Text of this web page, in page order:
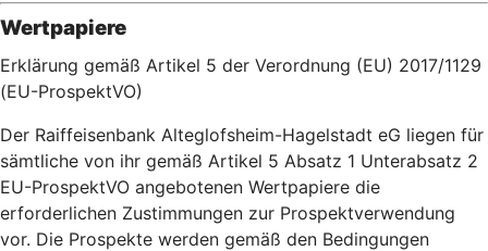
Wertpapiere
Erklärung gemäß Artikel 5 der Verordnung (EU) 2017/1129
(EU-ProspektVO)
Der Raiffeisenbank Alteglofsheim-Hagelstadt eG liegen für
sämtliche von ihr gemäß Artikel 5 Absatz 1 Unterabsatz 2
EU-ProspektVO angebotenen Wertpapiere die
erforderlichen Zustimmungen zur Prospektverwendung
vor. Die Prospekte werden gemäß den Bedingungen